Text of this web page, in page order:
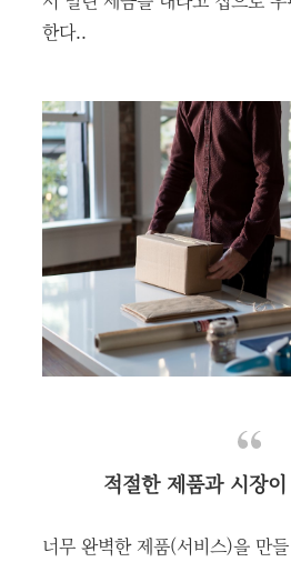
한다..
적절한 제품과 시장
너무 완벽한 제품(서비스)을 만